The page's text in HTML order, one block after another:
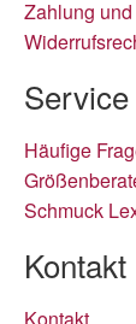
Zahlung
Service
Häufige
Schmuck
Kontakt